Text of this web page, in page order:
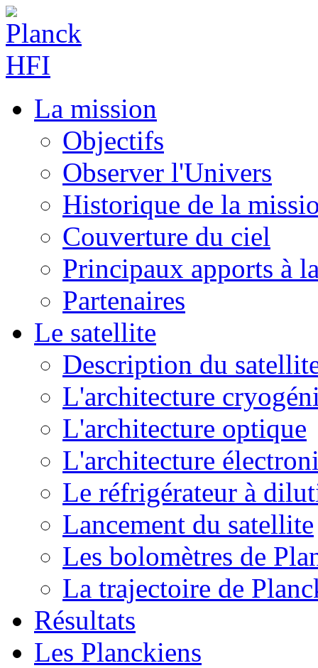
La mission
Objectifs
Observer l'Univers
Historique de la
Couverture du ciel
Principaux apports à
Partenaires
Le satellite
Description du
L'architecture
L'architecture optique
L'architecture
Le réfrigérateur à
Lancement du satellite
Les bolomètres de
La trajectoire de
Résultats
Les Planckiens